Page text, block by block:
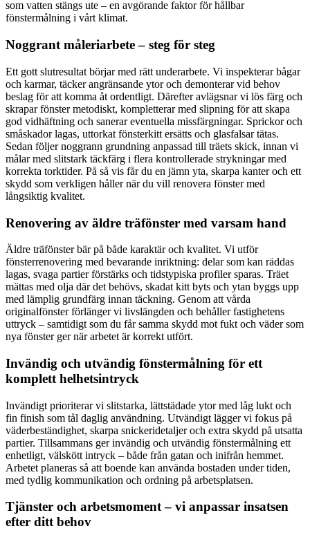
som vatten stängs ute – en avgörande faktor för hållbar
fönstermålning i vårt klimat.
Noggrant måleriarbete – steg för steg
Ett gott slutresultat börjar med rätt underarbete. Vi inspekterar bågar
och karmar, täcker angränsande ytor och demonterar vid behov
beslag för att komma åt ordentligt. Därefter avlägsnar vi lös färg och
skrapar fönster metodiskt, kompletterar med slipning för att skapa
god vidhäftning och sanerar eventuella missfärgningar. Sprickor och
småskador lagas, uttorkat fönsterkitt ersätts och glasfalsar tätas.
Sedan följer noggrann grundning anpassad till träets skick, innan vi
målar med slitstark täckfärg i flera kontrollerade strykningar med
korrekta torktider. På så vis får du en jämn yta, skarpa kanter och ett
skydd som verkligen håller när du vill renovera fönster med
långsiktig kvalitet.
Renovering av äldre träfönster med varsam hand
Äldre träfönster bär på både karaktär och kvalitet. Vi utför
fönsterrenovering med bevarande inriktning: delar som kan räddas
lagas, svaga partier förstärks och tidstypiska profiler sparas. Träet
mättas med olja där det behövs, skadat kitt byts och ytan byggs upp
med lämplig grundfärg innan täckning. Genom att vårda
originalfönster förlänger vi livslängden och behåller fastighetens
uttryck – samtidigt som du får samma skydd mot fukt och väder som
nya fönster ger när arbetet är korrekt utfört.
Invändig och utvändig fönstermålning för ett
komplett helhetsintryck
Invändigt prioriterar vi slitstarka, lättstädade ytor med låg lukt och
fin finish som tål daglig användning. Utvändigt lägger vi fokus på
väderbeständighet, skarpa snickeridetaljer och extra skydd på utsatta
partier. Tillsammans ger invändig och utvändig fönstermålning ett
enhetligt, välskött intryck – både från gatan och inifrån hemmet.
Arbetet planeras så att boende kan använda bostaden under tiden,
med tydlig kommunikation och ordning på arbetsplatsen.
Tjänster och arbetsmoment – vi anpassar insatsen
efter ditt behov